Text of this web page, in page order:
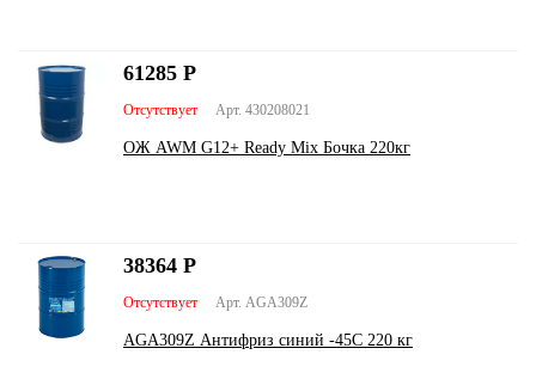
Арт. 430208021
Отсутствует
ОЖ AWM G12+ Ready Mix Бочка 220кг
61285 Р
Арт. AGA309Z
Отсутствует
AGA309Z Антифриз синий -45С 220 кг
38364 Р